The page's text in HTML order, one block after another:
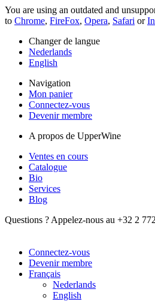
You are using an outdated and
to Chrome, FireFox, Opera, Safari or
Changer de langue
Nederlands
English
Navigation
Mon panier
Connectez-vous
Devenir membre
A propos de UpperWine
Ventes en cours
Catalogue
Bio
Services
Blog
Questions ? Appelez-nous au +32 2
Connectez-vous
Devenir membre
Français
Nederlands
English